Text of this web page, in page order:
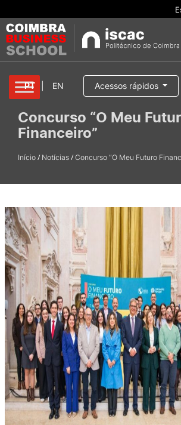
Cursos
Aluno/a
Serviços
Internacional
Candidaturas
Laboratórios
Investigação e Projetos
Eco-Escola & Eco-Campus
Observatórios
PT EN Acessos rápidos
Pesquisar
Concurso “O Meu
Financeiro”
Início / Notícias /Concurso “O Meu Futuro